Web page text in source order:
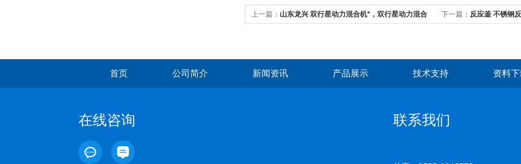
上一篇： 山东龙兴 双行星动力混合机*，双行星动力混合 下一篇： 反应釜 不锈钢
首页 公司简介 新闻资讯 产品展示 技术支持 资料
在线咨询 联系我们